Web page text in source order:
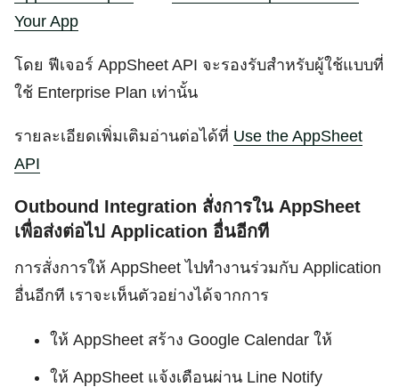
Your App
โดย ฟีเจอร์ AppSheet API จะรองรับสำหรับผู้ใช้แบบที่
ใช้ Enterprise Plan เท่านั้น
รายละเอียดเพิ่มเติมอ่านต่อได้ที่ Use the AppSheet
API
Outbound Integration สั่งการใน AppSheet
เพื่อส่งต่อไป Application อื่นอีกที
การสั่งการให้ AppSheet ไปทำงานร่วมกับ Application
อื่นอีกที เราจะเห็นตัวอย่างได้จากการ
ให้ AppSheet สร้าง Google Calendar ให้
ให้ AppSheet แจ้งเตือนผ่าน Line Notify